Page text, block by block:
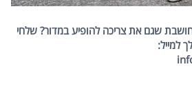
שגם את צריכה להופיע במדור? שלחי
למייל: